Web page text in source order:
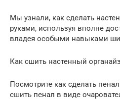
Мы узнали, как сделать
руками, используя вполне
владея особыми навыками
Как сшить настенный
Посмотрите как сделать
сшить пенал в виде